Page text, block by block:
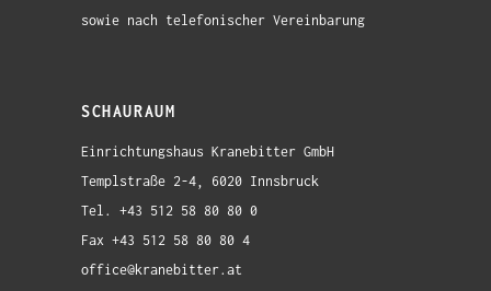
sowie nach telefonischer Vereinbarung
SCHAURAUM
Einrichtungshaus Kranebitter GmbH
Templstraße 2-4, 6020 Innsbruck
Tel. +43 512 58 80 80 0
Fax +43 512 58 80 80 4
office@kranebitter.at